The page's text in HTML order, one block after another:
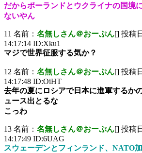
だからポーランドとウクライナの国境
ないやん
11 名前： 名無しさん＠おーぷん[] 投稿
14:17:14 ID:Xku1
マジで世界征服する気か？
12 名前： 名無しさん＠おーぷん[] 投稿
14:17:48 ID:OiHT
去年の夏にロシアで日本に進軍するか
ュース出とるな
こっわ
13 名前： 名無しさん＠おーぷん[] 投稿
14:17:49 ID:6UAG
スウェーデンとフィンランド、NATO